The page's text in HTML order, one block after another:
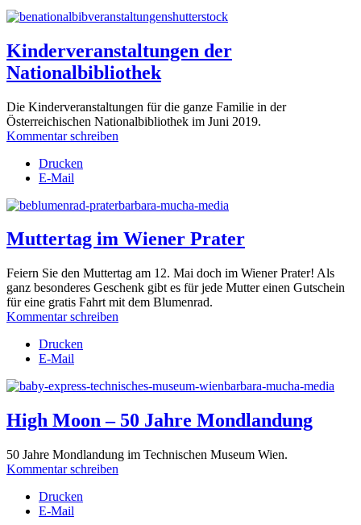
Kinderveranstaltungen der
Nationalbibliothek
Die Kinderveranstaltungen für die ganze Familie in der
Österreichischen Nationalbibliothek im Juni 2019.
Kommentar schreiben
Drucken
E-Mail
Muttertag im Wiener Prater
Feiern Sie den Muttertag am 12. Mai doch im Wiener Prater! Als
ganz besonderes Geschenk gibt es für jede Mutter einen Gutschein
für eine gratis Fahrt mit dem Blumenrad.
Kommentar schreiben
Drucken
E-Mail
High Moon – 50 Jahre Mondlandung
50 Jahre Mondlandung im Technischen Museum Wien.
Kommentar schreiben
Drucken
E-Mail